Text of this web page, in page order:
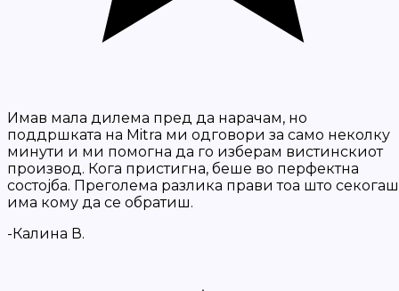
Имав мала дилема пред да нарачам, но
поддршката на Mitra ми одговори за само неколку
минути и ми помогна да го изберам вистинскиот
производ. Кога пристигна, беше во перфектна
состојба. Преголема разлика прави тоа што секогаш
има кому да се обратиш.
-Калина В.